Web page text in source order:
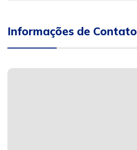
Informações de Contato